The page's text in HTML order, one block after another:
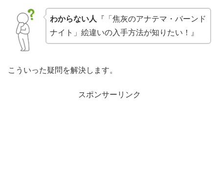
わからない人 『「焦灰のアナテマ・バーンド
ナイト」絵違いの入手方法が知りたい！』
こういった疑問を解決します。
スポンサーリンク